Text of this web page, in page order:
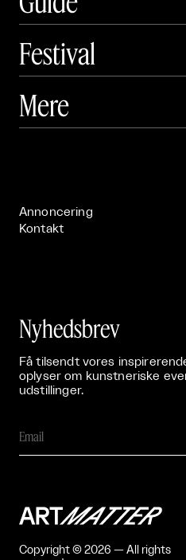
Festival
 Art Matter Festival
Mere
Annoncering
Kontakt
Nyhedsbrev
Få tilsendt vores
oplyser om kunstneriske
udstillinger.
Copyright © 2026 — All rights